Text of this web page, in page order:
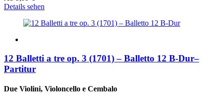
Details sehen
12 Balletti a tre op. 3 (1701) – Balletto 12 B-Dur–
Partitur
Due Violini, Violoncello e Cembalo